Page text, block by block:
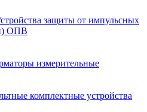
защиты от импульсных
ОПВ
измерительные
комплектные устройства